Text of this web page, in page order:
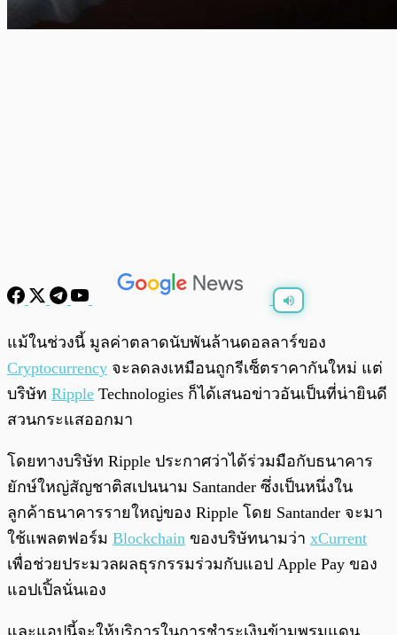
พร้อมเล่น
แม้ในช่วงนี้ มูลค่าตลาดนับพันล้านดอลลาร์ของ
Cryptocurrency จะลดลงเหมือนถูกรีเซ็ตราคากันใหม่ แต่
บริษัท Ripple Technologies ก็ได้เสนอข่าวอันเป็นที่น่ายินดี
สวนกระแสออกมา
โดยทางบริษัท Ripple ประกาศว่าได้ร่วมมือกับธนาคาร
ยักษ์ใหญ่สัญชาติสเปนนาม Santander ซึ่งเป็นหนึ่งใน
ลูกค้าธนาคารรายใหญ่ของ Ripple โดย Santander จะมา
ใช้แพลตฟอร์ม Blockchain ของบริษัทนามว่า xCurrent
เพื่อช่วยประมวลผลธุรกรรมร่วมกับแอป Apple Pay ของ
แอปเปิ้ลนั่นเอง